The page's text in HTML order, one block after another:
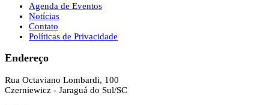
Agenda de Eventos
Notícias
Contato
Políticas de Privacidade
Endereço
Rua Octaviano Lombardi, 100
Czerniewicz - Jaraguá do Sul/SC